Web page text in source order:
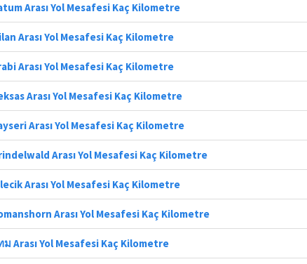
Arası Yol Mesafesi Kaç Kilometre
Arası Yol Mesafesi Kaç Kilometre
Arası Yol Mesafesi Kaç Kilometre
Arası Yol Mesafesi Kaç Kilometre
Arası Yol Mesafesi Kaç Kilometre
Arası Yol Mesafesi Kaç Kilometre
Arası Yol Mesafesi Kaç Kilometre
Arası Yol Mesafesi Kaç Kilometre
Arası Yol Mesafesi Kaç Kilometre